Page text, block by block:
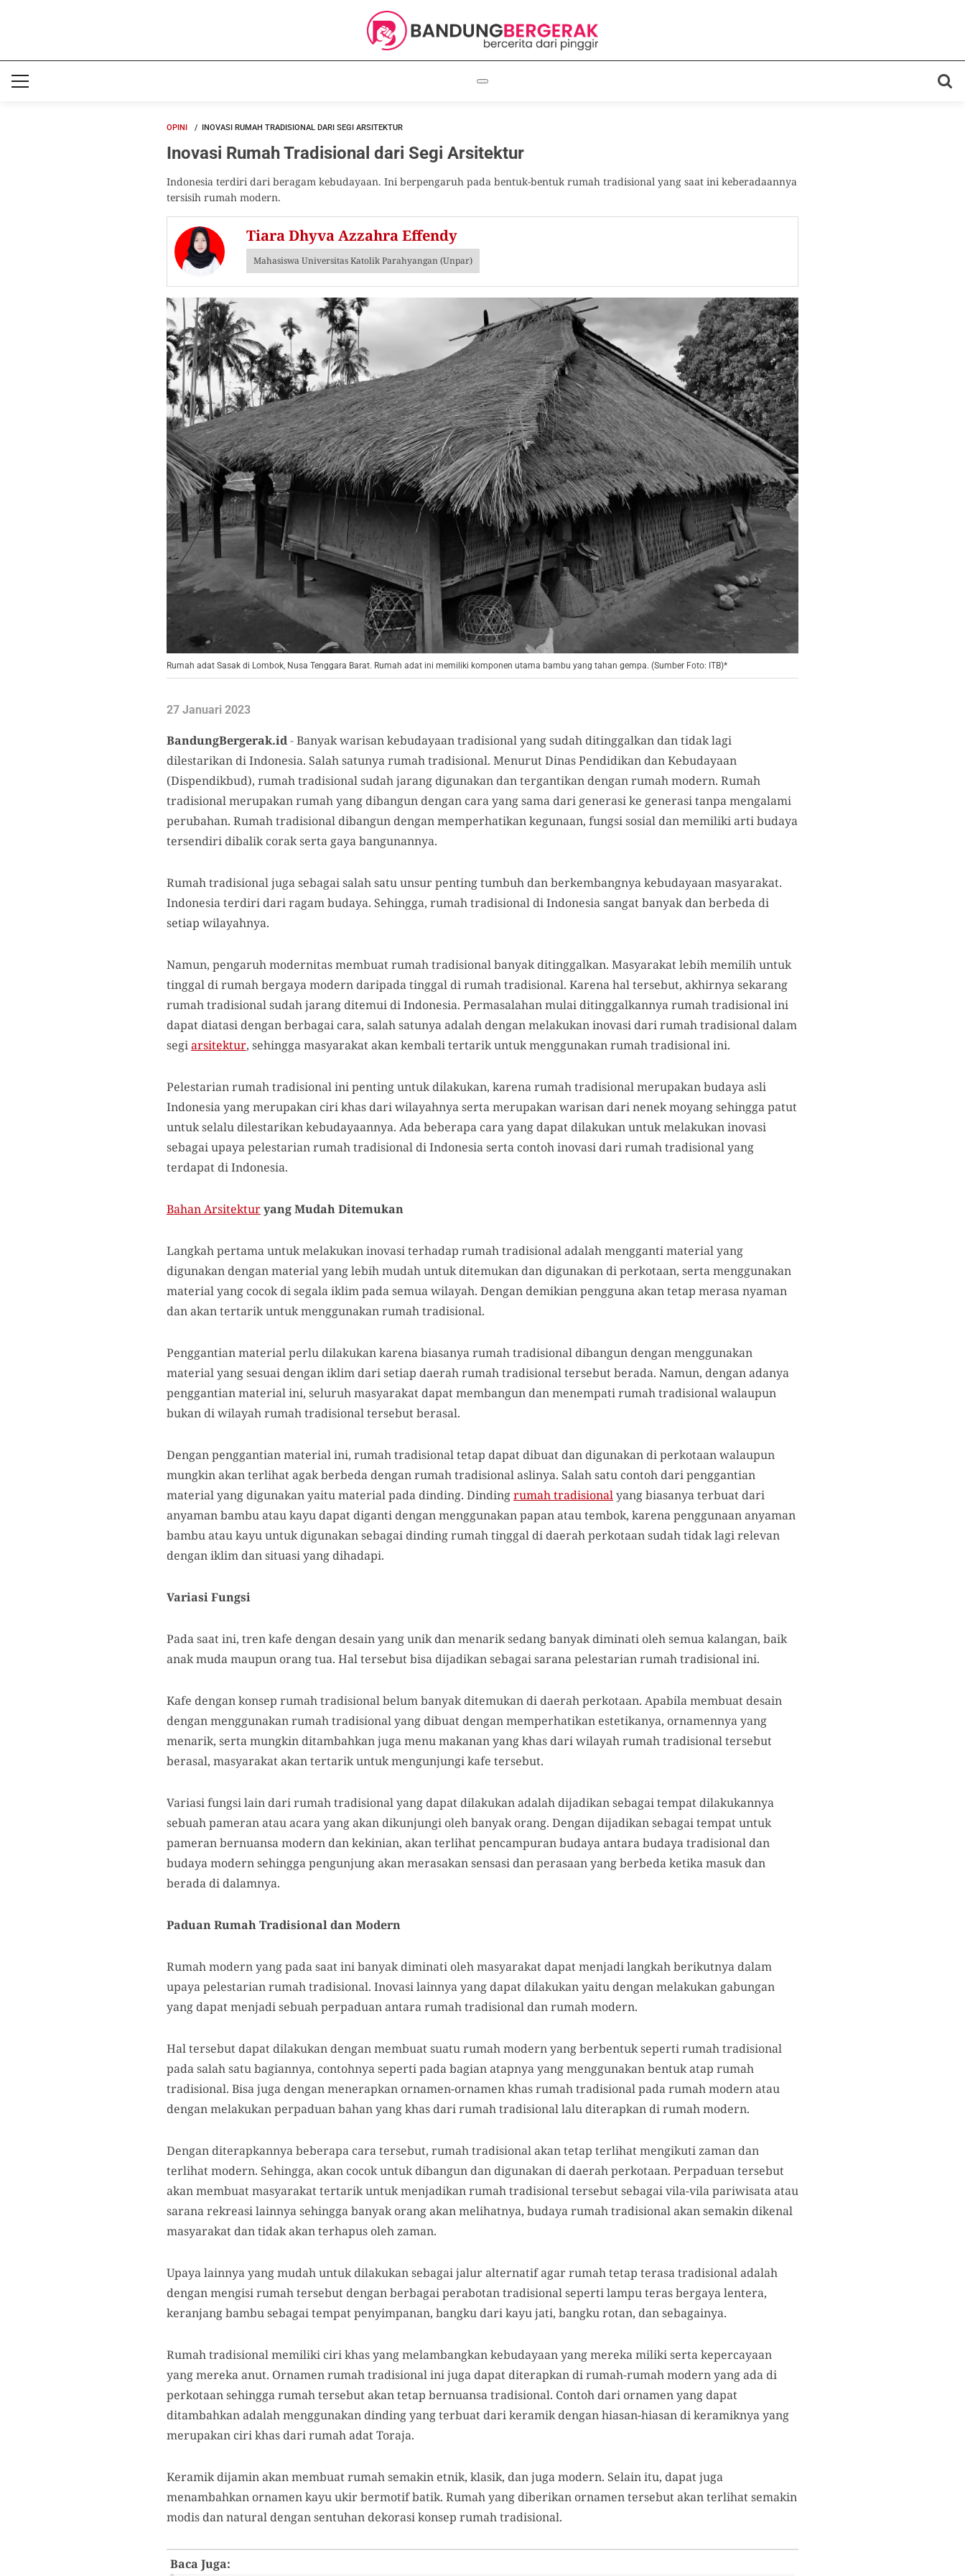
OPINI INOVASI RUMAH TRADISIONAL DARI SEGI ARSITEKTUR
Inovasi Rumah Tradisional dari Segi Arsitektur
Indonesia terdiri dari beragam kebudayaan. Ini berpengaruh pada bentuk-bentuk rumah tradisional yang saat ini keberadaannya
tersisih rumah modern.
Tiara Dhyva Azzahra Effendy
Mahasiswa Universitas Katolik Parahyangan (Unpar)
Rumah adat Sasak di Lombok, Nusa Tenggara Barat. Rumah adat ini memiliki komponen utama bambu yang tahan gempa. (Sumber Foto: ITB)*
27 Januari 2023
BandungBergerak.id-Banyak warisan kebudayaan tradisional yang sudah ditinggalkan dan tidak lagi
dilestarikan di Indonesia. Salah satunya rumah tradisional. Menurut Dinas Pendidikan dan Kebudayaan
(Dispendikbud), rumah tradisional sudah jarang digunakan dan tergantikan dengan rumah modern. Rumah
tradisional merupakan rumah yang dibangun dengan cara yang sama dari generasi ke generasi tanpa mengalami
perubahan. Rumah tradisional dibangun dengan memperhatikan kegunaan, fungsi sosial dan memiliki arti budaya
tersendiri dibalik corak serta gaya bangunannya.
Rumah tradisional juga sebagai salah satu unsur penting tumbuh dan berkembangnya kebudayaan masyarakat.
Indonesia terdiri dari ragam budaya. Sehingga, rumah tradisional di Indonesia sangat banyak dan berbeda di
setiap wilayahnya.
Namun, pengaruh modernitas membuat rumah tradisional banyak ditinggalkan. Masyarakat lebih memilih untuk
tinggal di rumah bergaya modern daripada tinggal di rumah tradisional. Karena hal tersebut, akhirnya sekarang
rumah tradisional sudah jarang ditemui di Indonesia. Permasalahan mulai ditinggalkannya rumah tradisional ini
dapat diatasi dengan berbagai cara, salah satunya adalah dengan melakukan inovasi dari rumah tradisional dalam
segiarsitektur, sehingga masyarakat akan kembali tertarik untuk menggunakan rumah tradisional ini.
Pelestarian rumah tradisional ini penting untuk dilakukan, karena rumah tradisional merupakan budaya asli
Indonesia yang merupakan ciri khas dari wilayahnya serta merupakan warisan dari nenek moyang sehingga patut
untuk selalu dilestarikan kebudayaannya. Ada beberapa cara yang dapat dilakukan untuk melakukan inovasi
sebagai upaya pelestarian rumah tradisional di Indonesia serta contoh inovasi dari rumah tradisional yang
terdapat di Indonesia.
Bahan Arsitekturyang Mudah Ditemukan
Langkah pertama untuk melakukan inovasi terhadap rumah tradisional adalah mengganti material yang
digunakan dengan material yang lebih mudah untuk ditemukan dan digunakan di perkotaan, serta menggunakan
material yang cocok di segala iklim pada semua wilayah. Dengan demikian pengguna akan tetap merasa nyaman
dan akan tertarik untuk menggunakan rumah tradisional.
Penggantian material perlu dilakukan karena biasanya rumah tradisional dibangun dengan menggunakan
material yang sesuai dengan iklim dari setiap daerah rumah tradisional tersebut berada. Namun, dengan adanya
penggantian material ini, seluruh masyarakat dapat membangun dan menempati rumah tradisional walaupun
bukan di wilayah rumah tradisional tersebut berasal.
Dengan penggantian material ini, rumah tradisional tetap dapat dibuat dan digunakan di perkotaan walaupun
mungkin akan terlihat agak berbeda dengan rumah tradisional aslinya. Salah satu contoh dari penggantian
material yang digunakan yaitu material pada dinding. Dindingrumah tradisionalyang biasanya terbuat dari
anyaman bambu atau kayu dapat diganti dengan menggunakan papan atau tembok, karena penggunaan anyaman
bambu atau kayu untuk digunakan sebagai dinding rumah tinggal di daerah perkotaan sudah tidak lagi relevan
dengan iklim dan situasi yang dihadapi.
Variasi Fungsi
Pada saat ini, tren kafe dengan desain yang unik dan menarik sedang banyak diminati oleh semua kalangan, baik
anak muda maupun orang tua. Hal tersebut bisa dijadikan sebagai sarana pelestarian rumah tradisional ini.
Kafe dengan konsep rumah tradisional belum banyak ditemukan di daerah perkotaan. Apabila membuat desain
dengan menggunakan rumah tradisional yang dibuat dengan memperhatikan estetikanya, ornamennya yang
menarik, serta mungkin ditambahkan juga menu makanan yang khas dari wilayah rumah tradisional tersebut
berasal, masyarakat akan tertarik untuk mengunjungi kafe tersebut.
Variasi fungsi lain dari rumah tradisional yang dapat dilakukan adalah dijadikan sebagai tempat dilakukannya
sebuah pameran atau acara yang akan dikunjungi oleh banyak orang. Dengan dijadikan sebagai tempat untuk
pameran bernuansa modern dan kekinian, akan terlihat pencampuran budaya antara budaya tradisional dan
budaya modern sehingga pengunjung akan merasakan sensasi dan perasaan yang berbeda ketika masuk dan
berada di dalamnya.
Paduan Rumah Tradisional dan Modern
Rumah modern yang pada saat ini banyak diminati oleh masyarakat dapat menjadi langkah berikutnya dalam
upaya pelestarian rumah tradisional. Inovasi lainnya yang dapat dilakukan yaitu dengan melakukan gabungan
yang dapat menjadi sebuah perpaduan antara rumah tradisional dan rumah modern.
Hal tersebut dapat dilakukan dengan membuat suatu rumah modern yang berbentuk seperti rumah tradisional
pada salah satu bagiannya, contohnya seperti pada bagian atapnya yang menggunakan bentuk atap rumah
tradisional. Bisa juga dengan menerapkan ornamen-ornamen khas rumah tradisional pada rumah modern atau
dengan melakukan perpaduan bahan yang khas dari rumah tradisional lalu diterapkan di rumah modern.
Dengan diterapkannya beberapa cara tersebut, rumah tradisional akan tetap terlihat mengikuti zaman dan
terlihat modern. Sehingga, akan cocok untuk dibangun dan digunakan di daerah perkotaan. Perpaduan tersebut
akan membuat masyarakat tertarik untuk menjadikan rumah tradisional tersebut sebagai vila-vila pariwisata atau
sarana rekreasi lainnya sehingga banyak orang akan melihatnya, budaya rumah tradisional akan semakin dikenal
masyarakat dan tidak akan terhapus oleh zaman.
Upaya lainnya yang mudah untuk dilakukan sebagai jalur alternatif agar rumah tetap terasa tradisional adalah
dengan mengisi rumah tersebut dengan berbagai perabotan tradisional seperti lampu teras bergaya lentera,
keranjang bambu sebagai tempat penyimpanan, bangku dari kayu jati, bangku rotan, dan sebagainya.
Rumah tradisional memiliki ciri khas yang melambangkan kebudayaan yang mereka miliki serta kepercayaan
yang mereka anut. Ornamen rumah tradisional ini juga dapat diterapkan di rumah-rumah modern yang ada di
perkotaan sehingga rumah tersebut akan tetap bernuansa tradisional. Contoh dari ornamen yang dapat
ditambahkan adalah menggunakan dinding yang terbuat dari keramik dengan hiasan-hiasan di keramiknya yang
merupakan ciri khas dari rumah adat Toraja.
Keramik dijamin akan membuat rumah semakin etnik, klasik, dan juga modern. Selain itu, dapat juga
menambahkan ornamen kayu ukir bermotif batik. Rumah yang diberikan ornamen tersebut akan terlihat semakin
modis dan natural dengan sentuhan dekorasi konsep rumah tradisional.
Baca Juga: